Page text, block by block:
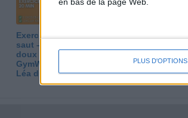
PLUS D'OPTIONS
Exercices debout sans
saut – 20 min de sport
doux et efficace ! |
GymWaouw 8H avec
Léa du 13/08/2025
06/08/2025